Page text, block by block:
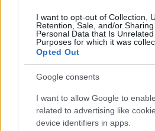
I want to opt-out of Collection,
Retention, Sale, and/or
Personal Data that Is
Purposes for which it was
Opted Out
Google consents
I want to allow Google to
related to advertising like
device identifiers in apps.